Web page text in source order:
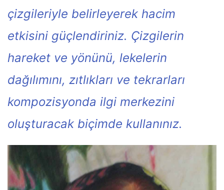
çizgileriyle belirleyerek hacim
etkisini güçlendiriniz. Çizgilerin
hareket ve yönünü, lekelerin
dağılımını, zıtlıkları ve tekrarları
kompozisyonda ilgi merkezini
oluşturacak biçimde kullanınız.